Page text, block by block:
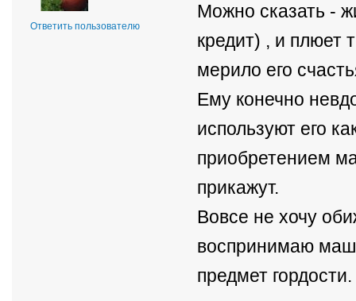
Ответить пользователю
Можно сказать -
кредит) , и плюет
мерило его
Ему конечно
используют его
приобретением
прикажут.
Вовсе не хочу
воспринимаю
предмет гордости.